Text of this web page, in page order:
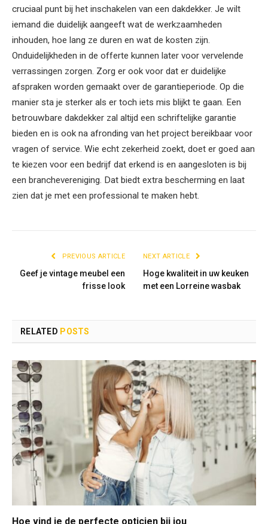
cruciaal punt bij het inschakelen van een dakdekker. Je wilt
iemand die duidelijk aangeeft wat de werkzaamheden
inhouden, hoe lang ze duren en wat de kosten zijn.
Onduidelijkheden in de offerte kunnen later voor vervelende
verrassingen zorgen. Zorg er ook voor dat er duidelijke
afspraken worden gemaakt over de garantieperiode. Op die
manier sta je sterker als er toch iets mis blijkt te gaan. Een
betrouwbare dakdekker zal altijd een schriftelijke garantie
bieden en is ook na afronding van het project bereikbaar voor
vragen of service. Wie echt zekerheid zoekt, doet er goed aan
te kiezen voor een bedrijf dat erkend is en aangesloten is bij
een branchevereniging. Dat biedt extra bescherming en laat
zien dat je met een professional te maken hebt.
PREVIOUS ARTICLE
Geef je vintage meubel een
frisse look
NEXT ARTICLE
Hoge kwaliteit in uw keuken
met een Lorreine wasbak
RELATED POSTS
Hoe vind je de perfecte opticien bij jou